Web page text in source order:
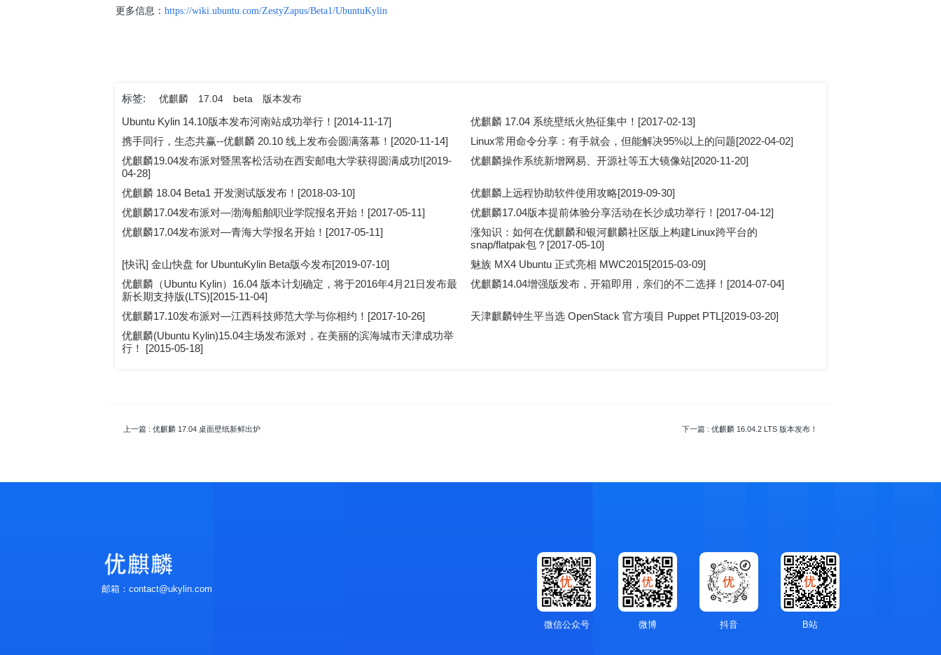
更多信息：https://wiki.ubuntu.com/ZestyZapus/Beta1/UbuntuKylin
标签: 优麒麟 17.04 beta 版本发布
Ubuntu Kylin 14.10版本发布河南站成功举行！[2014-11-17]
优麒麟 17.04 系统壁纸火热征集中！[2017-02-13]
携手同行，生态共赢--优麒麟 20.10 线上发布会圆满落幕！[2020-11-14]
Linux常用命令分享：有手就会，但能解决95%以上的问题[2022-04-02]
优麒麟19.04发布派对暨黑客松活动在西安邮电大学获得圆满成功![2019-
04-28]
优麒麟操作系统新增网易、开源社等五大镜像站[2020-11-20]
优麒麟 18.04 Beta1 开发测试版发布！[2018-03-10]
优麒麟上远程协助软件使用攻略[2019-09-30]
优麒麟17.04发布派对—渤海船舶职业学院报名开始！[2017-05-11]
优麒麟17.04版本提前体验分享活动在长沙成功举行！[2017-04-12]
优麒麟17.04发布派对—青海大学报名开始！[2017-05-11]
涨知识：如何在优麒麟和银河麒麟社区版上构建Linux跨平台的
snap/flatpak包？[2017-05-10]
[快讯] 金山快盘 for UbuntuKylin Beta版今发布[2019-07-10]
魅族 MX4 Ubuntu 正式亮相 MWC2015[2015-03-09]
优麒麟（Ubuntu Kylin）16.04 版本计划确定，将于2016年4月21日发布最
新长期支持版(LTS)[2015-11-04]
优麒麟14.04增强版发布，开箱即用，亲们的不二选择！[2014-07-04]
优麒麟17.10发布派对—江西科技师范大学与你相约！[2017-10-26]
天津麒麟钟生平当选 OpenStack 官方项目 Puppet PTL[2019-03-20]
优麒麟(Ubuntu Kylin)15.04主场发布派对，在美丽的滨海城市天津成功举
行！ [2015-05-18]
上一篇 : 优麒麟 17.04 桌面壁纸新鲜出炉 下一篇 : 优麒麟 16.04.2 LTS 版本发布！
邮箱：contact@ukylin.com
B站
抖音
微博
微信公众号